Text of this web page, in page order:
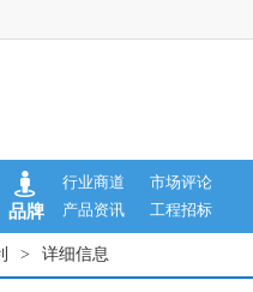
品牌
行业商道
市场评论
产品资讯
工程招标
> 详细信息